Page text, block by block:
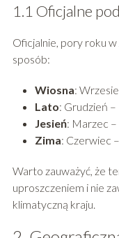
1.1 Oficjalne
Oficjalnie, pory roku
sposób:
Wiosna:
Lato: Grudzień
Jesień: Marzec
Zima: Czerwiec
Warto zauważyć, że
uproszczeniem i nie
klimatyczną kraju.